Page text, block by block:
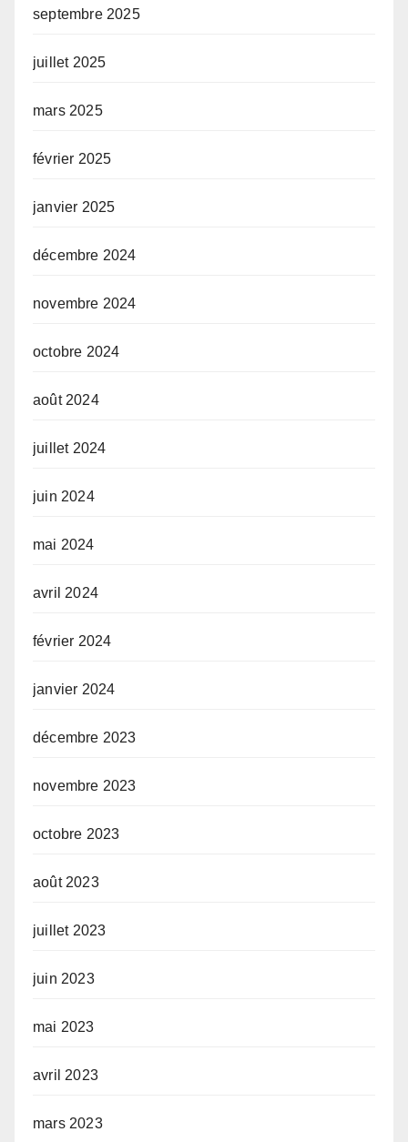
septembre 2025
juillet 2025
mars 2025
février 2025
janvier 2025
décembre 2024
novembre 2024
octobre 2024
août 2024
juillet 2024
juin 2024
mai 2024
avril 2024
février 2024
janvier 2024
décembre 2023
novembre 2023
octobre 2023
août 2023
juillet 2023
juin 2023
mai 2023
avril 2023
mars 2023